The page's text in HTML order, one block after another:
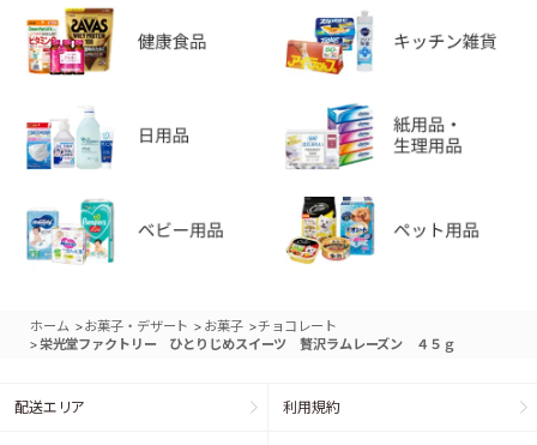
ホーム >お菓子・デザート > お菓子 >チョコレート
> 栄光堂ファクトリー ひとりじめスイーツ 贅沢ラムレーズン ４５ｇ
配送エリア 利用規約